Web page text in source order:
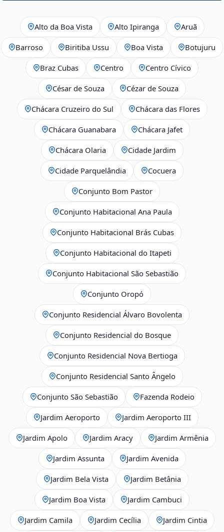
Alto da Boa Vista Alto Ipiranga Aruã
Barroso Biritiba Ussu Boa Vista Botujuru
Braz Cubas Centro Centro Cívico
César de Souza Cézar de Souza
Chácara Cruzeiro do Sul Chácara das Flores
Chácara Guanabara Chácara Jafet
Chácara Olaria Cidade Jardim
Cidade Parquelândia Cocuera
Conjunto Bom Pastor
Conjunto Habitacional Ana Paula
Conjunto Habitacional Brás Cubas
Conjunto Habitacional do Itapeti
Conjunto Habitacional São Sebastião
Conjunto Oropó
Conjunto Residencial Álvaro Bovolenta
Conjunto Residencial do Bosque
Conjunto Residencial Nova Bertioga
Conjunto Residencial Santo Ângelo
Conjunto São Sebastião Fazenda Rodeio
Jardim Aeroporto Jardim Aeroporto III
Jardim Apolo Jardim Aracy Jardim Armênia
Jardim Assunta Jardim Avenida
Jardim Bela Vista Jardim Betânia
Jardim Boa Vista Jardim Cambuci
Jardim Camila Jardim Cecília Jardim Cintia